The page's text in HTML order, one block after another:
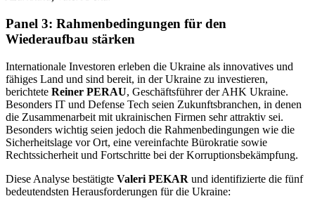
Panel 3: Rahmenbedingungen für den
Wiederaufbau stärken
Internationale Investoren erleben die Ukraine als innovatives und
fähiges Land und sind bereit, in der Ukraine zu investieren,
berichtete Reiner PERAU, Geschäftsführer der AHK Ukraine.
Besonders IT und Defense Tech seien Zukunftsbranchen, in denen
die Zusammenarbeit mit ukrainischen Firmen sehr attraktiv sei.
Besonders wichtig seien jedoch die Rahmenbedingungen wie die
Sicherheitslage vor Ort, eine vereinfachte Bürokratie sowie
Rechtssicherheit und Fortschritte bei der Korruptionsbekämpfung.
Diese Analyse bestätigte Valeri PEKAR und identifizierte die fünf
bedeutendsten Herausforderungen für die Ukraine: